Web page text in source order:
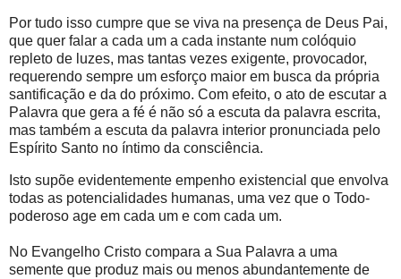
Por tudo isso cumpre que se viva na presença de Deus Pai,
que quer falar a cada um a cada instante num colóquio
repleto de luzes, mas tantas vezes exigente, provocador,
requerendo sempre um esforço maior em busca da própria
santificação e da do próximo. Com efeito, o ato de escutar a
Palavra que gera a fé é não só a escuta da palavra escrita,
mas também a escuta da palavra interior pronunciada pelo
Espírito Santo no íntimo da consciência.
Isto supõe evidentemente empenho existencial que envolva
todas as potencialidades humanas, uma vez que o Todo-
poderoso age em cada um e com cada um.
No Evangelho Cristo compara a Sua Palavra a uma
semente que produz mais ou menos abundantemente de